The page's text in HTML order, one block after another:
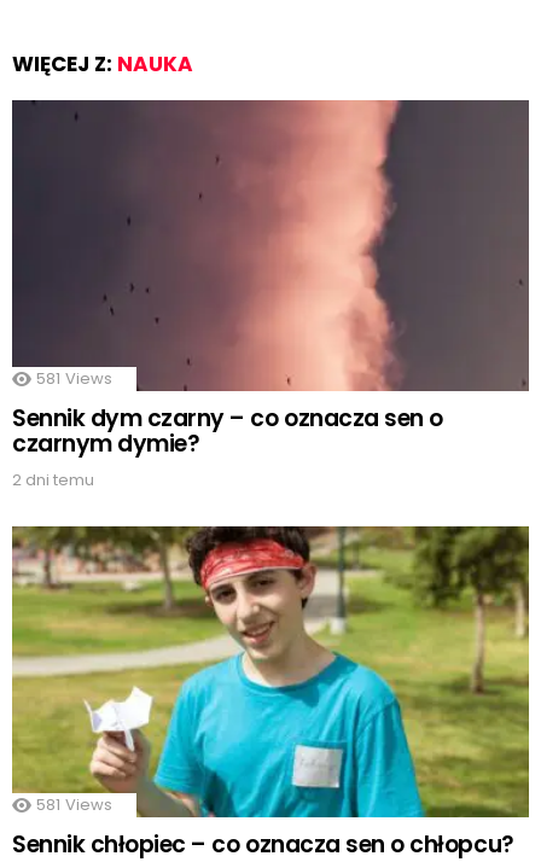
WIĘCEJ Z: NAUKA
581 Views
Sennik dym czarny – co oznacza sen o
czarnym dymie?
2 dni temu
581 Views
Sennik chłopiec – co oznacza sen o chłopcu?